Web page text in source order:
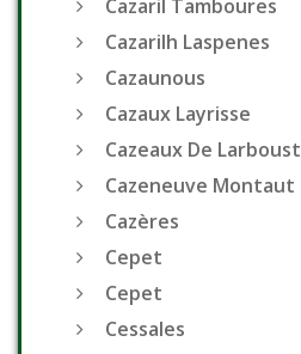
Cazaril Tamboures
Cazarilh Laspenes
Cazaunous
Cazaux Layrisse
Cazeaux De Larboust
Cazeneuve Montaut
Cazères
Cepet
Cepet
Cessales